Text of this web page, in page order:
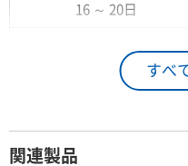
すべ
16 ～ 20日
26日 ～ 1ヶ月
関連製品